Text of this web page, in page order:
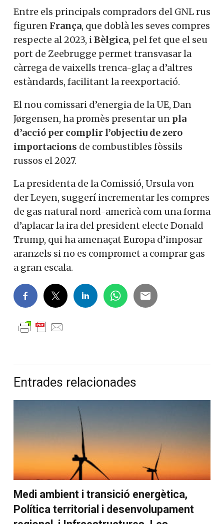
Entre els principals compradors del GNL rus
figuren França, que doblà les seves compres
respecte al 2023, iBèlgica, pel fet que el seu
port de Zeebrugge permet transvasar la
càrrega de vaixells trenca-glaç a d’altres
estàndards, facilitant la reexportació.
El nou comissari d’energia de la UE, Dan
Jørgensen, ha promès presentar un pla
d’acció per complir l’objectiu de zero
importacions de combustibles fòssils
russos el 2027.
La presidenta de la Comissió, Ursula von
der Leyen, suggerí incrementar les compres
de gas natural nord-americà com una forma
d’aplacar la ira del president electe Donald
Trump, qui ha amenaçat Europa d’imposar
aranzels si no es compromet a comprar gas
a gran escala.
Entrades relacionades
Medi ambient i transició energètica,
Política territorial i desenvolupament